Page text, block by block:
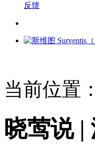
反馈
当前位置：
晓莺说 |